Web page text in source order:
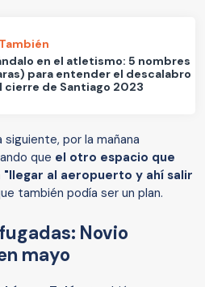
en el atletismo: 5 nombres
para entender el descalabro
cierre de Santiago 2023
por la mañana
que el otro espacio que
al aeropuerto y ahí salir
también podía ser un plan.
Novio
mayo